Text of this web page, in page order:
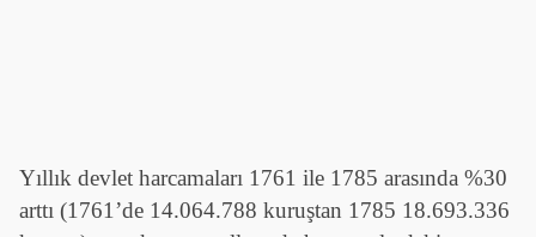
Yıllık devlet harcamaları 1761 ile 1785 arasında %30
arttı (1761’de 14.064.788 kuruştan 1785 18.693.336